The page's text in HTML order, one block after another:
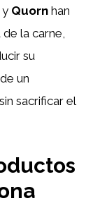
y Quorn han
la carne,
su
un
sacrificar el